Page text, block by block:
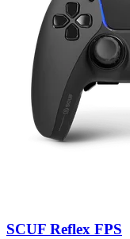
SCUF Reflex FPS